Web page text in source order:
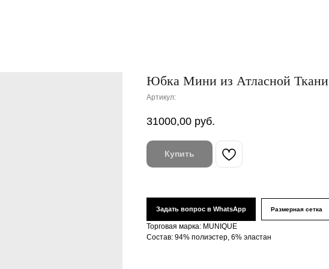
Юбка Мини из Атласной Ткани
Артикул:
31000,00 руб.
Купить
Задать вопрос в WhatsApp Размерная сетка
Торговая марка: MUNIQUE
Состав: 94% полиэстер, 6% эластан